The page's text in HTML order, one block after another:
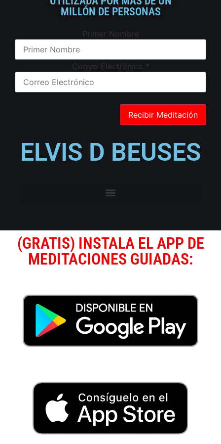
MILLÓN DE PERSONAS
Primer Nombre
Correo Electrónico *
ELVIS D BEUSES
(GRATIS) INSTALA EL APP DE
MEDITACIONES GUIADAS: